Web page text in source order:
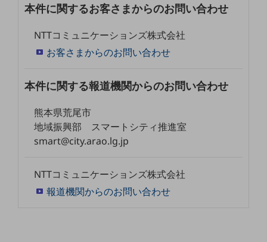
衛星携帯電話
IOT完了済みメーカーブランド製品
ドコモBiz データ無制限 ドコモ MAX ドコモ mini ドコモBiz かけ放題
ケータイプラン
5Gデータプラス
IoT向け回線料金
home5Gプラン
本件に関するお客さまからのお問い合わせ
NTTコミュニケーションズ株式会社
お客さまからのお問い合わせ
本件に関する報道機関からのお問い合わせ
熊本県荒尾市
地域振興部 スマートシティ推進室
smart@city.arao.lg.jp
NTTコミュニケーションズ株式会社
報道機関からのお問い合わせ